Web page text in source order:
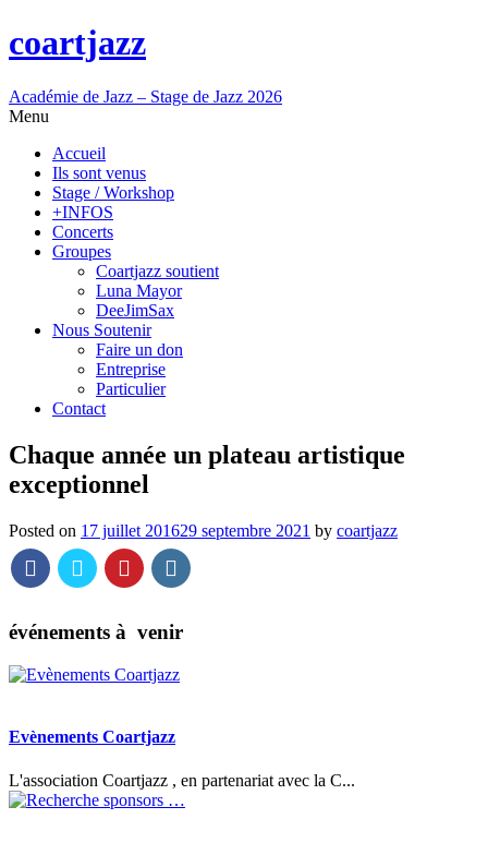
coartjazz
Académie de Jazz – Stage de Jazz 2026
Menu
Accueil
Ils sont venus
Stage / Workshop
+INFOS
Concerts
Groupes
Coartjazz soutient
Luna Mayor
DeeJimSax
Nous Soutenir
Faire un don
Entreprise
Particulier
Contact
Chaque année un plateau artistique
exceptionnel
Posted on 17 juillet 201629 septembre 2021 by coartjazz
événements à venir
Evènements Coartjazz
L'association Coartjazz , en partenariat avec la C...